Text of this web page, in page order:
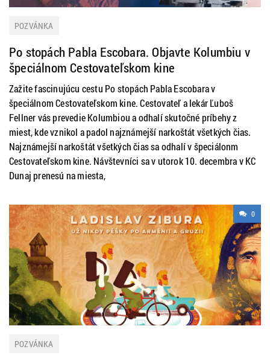
POZVÁNKA
Po stopách Pabla Escobara. Objavte Kolumbiu v
špeciálnom Cestovateľskom kine
Zažite fascinujúcu cestu Po stopách Pabla Escobara v
špeciálnom Cestovateľskom kine. Cestovateľ a lekár Ľuboš
Fellner vás prevedie Kolumbiou a odhalí skutočné príbehy z
miest, kde vznikol a padol najznámejší narkoštát všetkých čias.
Najznámejší narkoštát všetkých čias sa odhalí v špeciálonm
Cestovateľskom kine. Návštevníci sa v utorok 10. decembra v KC
Dunaj prenesú na miesta,
0
POZVÁNKA